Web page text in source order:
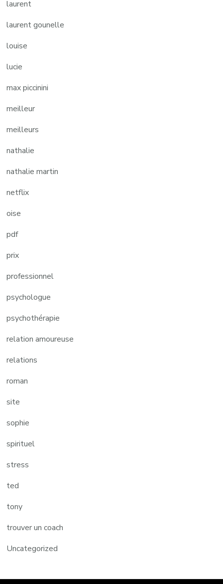
laurent
laurent gounelle
louise
lucie
max piccinini
meilleur
meilleurs
nathalie
nathalie martin
netflix
oise
pdf
prix
professionnel
psychologue
psychothérapie
relation amoureuse
relations
roman
site
sophie
spirituel
stress
ted
tony
trouver un coach
Uncategorized